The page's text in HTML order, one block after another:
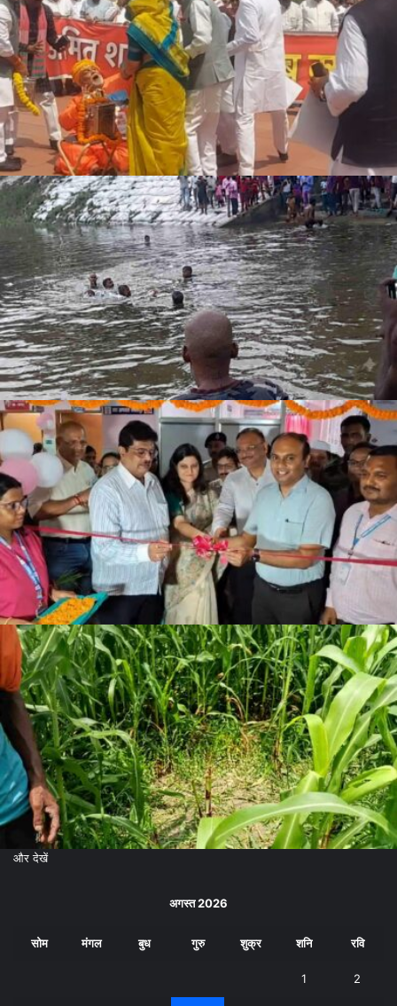
और देखें
अगस्त 2026
सोम मंगल बुध गुरु शुक्र शनि रवि
1 2